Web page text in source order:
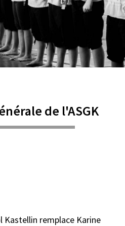
de l'ASGK
Kastellin remplace Karine